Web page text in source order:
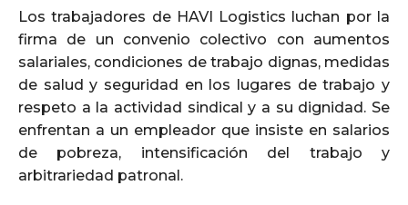
Los trabajadores de HAVI Logistics luchan por la
firma de un convenio colectivo con aumentos
salariales, condiciones de trabajo dignas, medidas
de salud y seguridad en los lugares de trabajo y
respeto a la actividad sindical y a su dignidad. Se
enfrentan a un empleador que insiste en salarios
de pobreza, intensificación del trabajo y
arbitrariedad patronal.